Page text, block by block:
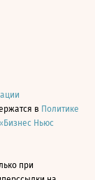
в Политике
Ньюс
при